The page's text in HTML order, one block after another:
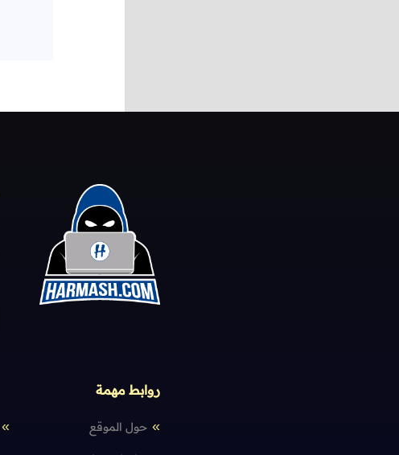
روابط مهمة
حول الموقع